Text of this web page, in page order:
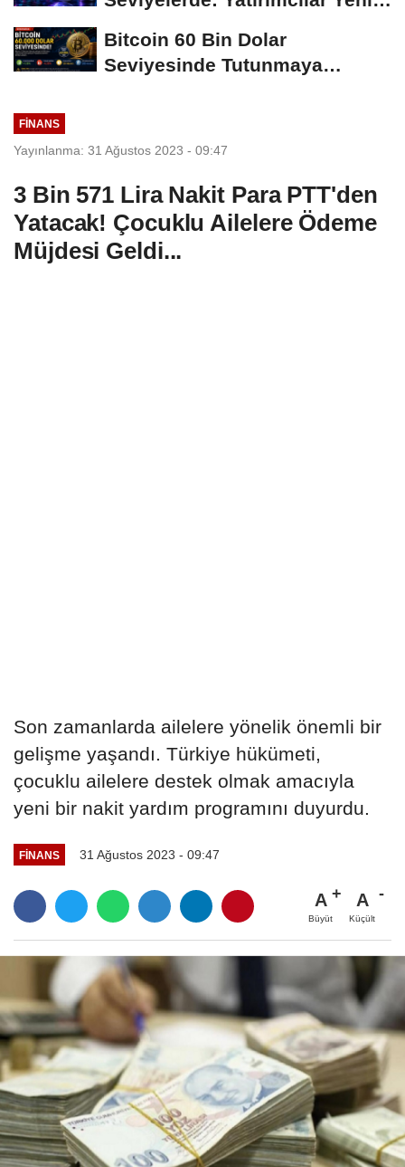
Bitcoin 60 Bin Dolar
Seviyesinde Tutunmaya
FINANS
Yayınlanma: 31 Ağustos 2023 - 09:47
3 Bin 571 Lira Nakit Para PTT'den
Yatacak! Çocuklu Ailelere Ödeme
Müjdesi Geldi...
Son zamanlarda ailelere yönelik önemli bir
gelişme yaşandı. Türkiye hükümeti,
çocuklu ailelere destek olmak amacıyla
yeni bir nakit yardım programını duyurdu.
FINANS 31 Ağustos 2023 - 09:47
A
Büyüt
A
Küçült